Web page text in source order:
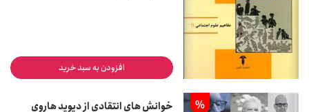
افزودن به سبد خرید
% خوانش های انتقادی از دیوید هاروی